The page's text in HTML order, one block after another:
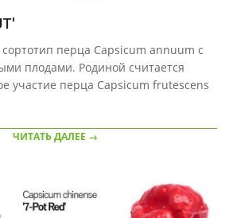
перца Capsicum annuum с
плодами. Родиной считается
участие перца Capsicum frutescens
ЧИТАТЬ ДАЛЕЕ →